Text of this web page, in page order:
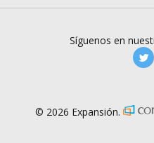
Síguenos en
© 2026 Expansión.